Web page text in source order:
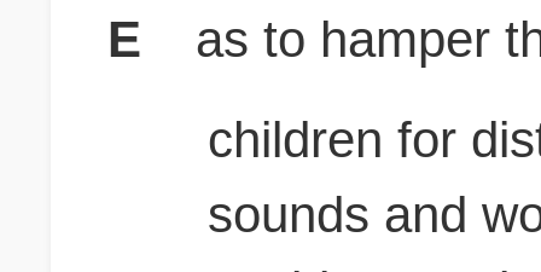
E
as to hamper
children for
sounds and